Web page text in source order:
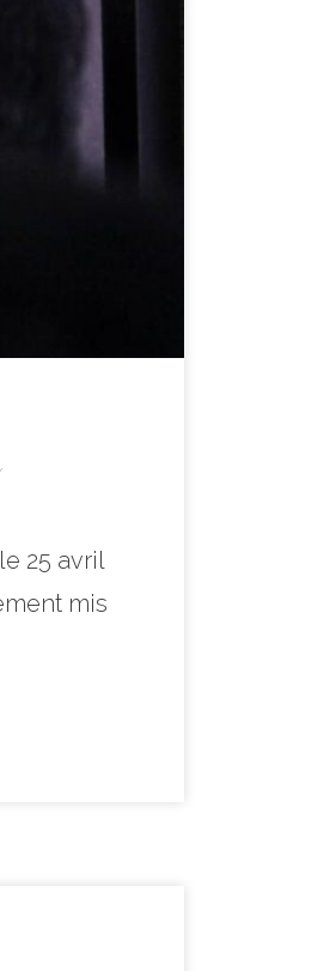
25 avril
mis